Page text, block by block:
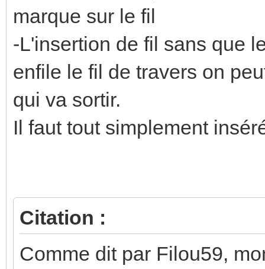
marque sur le fil
-L'insertion de fil sans que
enfile le fil de travers on
qui va sortir.
Il faut tout simplement
Citation :
Comme dit par Filou59,